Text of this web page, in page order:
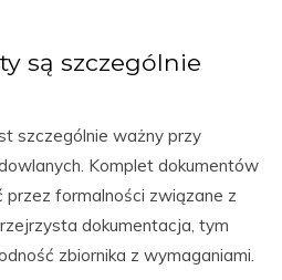
są szczególnie
szczególnie ważny przy
Komplet dokumentów
formalności związane z
dokumentacja, tym
zbiornika z wymaganiami.